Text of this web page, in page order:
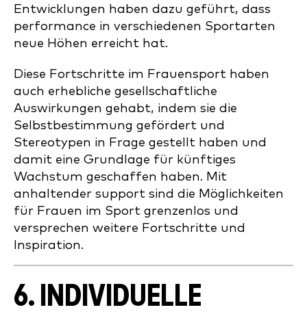
Entwicklungen haben dazu geführt, dass
performance in verschiedenen Sportarten
neue Höhen erreicht hat.
Diese Fortschritte im Frauensport haben
auch erhebliche gesellschaftliche
Auswirkungen gehabt, indem sie die
Selbstbestimmung gefördert und
Stereotypen in Frage gestellt haben und
damit eine Grundlage für künftiges
Wachstum geschaffen haben. Mit
anhaltender support sind die Möglichkeiten
für Frauen im Sport grenzenlos und
versprechen weitere Fortschritte und
Inspiration.
6. INDIVIDUELLE